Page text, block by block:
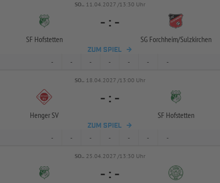
SO.. 11.04.2027 /13:30 Uhr
SF Hofstetten
- : -
SG Forchheim/Sulzkirchen
ZUM SPIEL
- - - - - - -
SO.. 18.04.2027 /13:00 Uhr
Henger SV
- : -
SF Hofstetten
ZUM SPIEL
- - - - - - -
SO.. 25.04.2027 /13:30 Uhr
- : -